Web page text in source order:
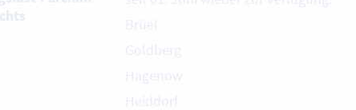
Brüel
Goldberg
Hagenow
Heiddorf